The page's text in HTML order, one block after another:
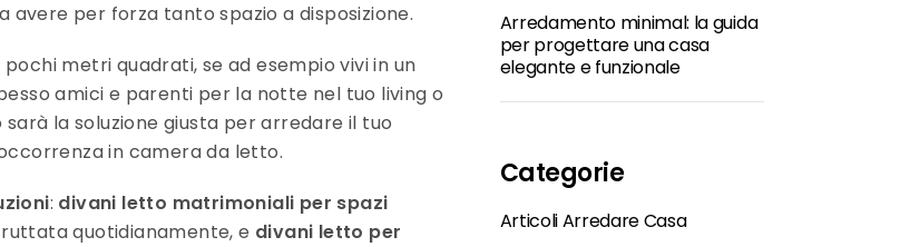
avere per forza tanto spazio a disposizione.
metri quadrati, se ad esempio vivi in un
amici e parenti per la notte nel tuo living o
la soluzione giusta per arredare il tuo
in camera da letto.
: divani letto matrimoniali per spazi
quotidianamente, e divani letto per
Arredamento minimal: la guida
per progettare una casa
elegante e funzionale
Categorie
Articoli Arredare Casa